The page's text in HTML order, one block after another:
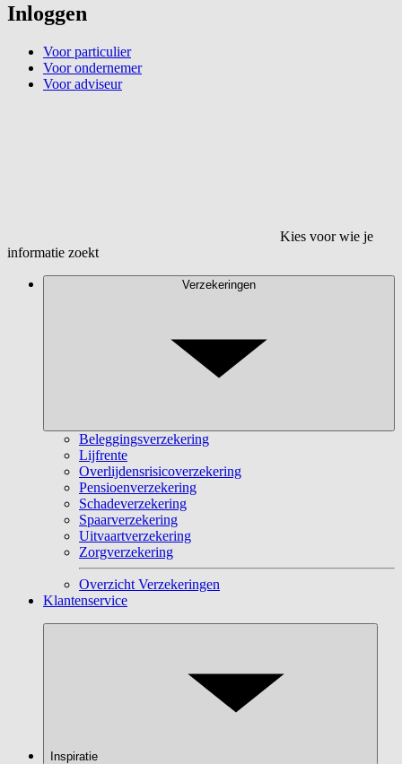
Inloggen
Voor particulier
Voor ondernemer
Voor adviseur
Kies voor wie je
informatie zoekt
Verzekeringen
Beleggingsverzekering
Lijfrente
Overlijdensrisicoverzekering
Pensioenverzekering
Schadeverzekering
Spaarverzekering
Uitvaartverzekering
Zorgverzekering
Overzicht Verzekeringen
Klantenservice
Inspiratie